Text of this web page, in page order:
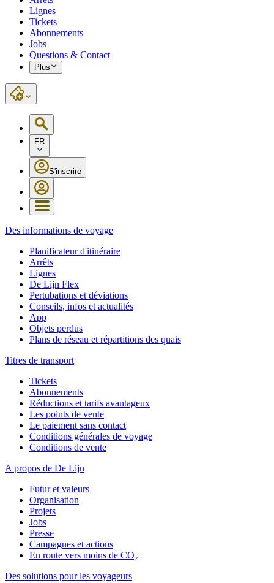
Lignes
Tickets
Abonnements
Jobs
Questions & Contact
Plus
FR
S'inscrire
Des informations de voyage
Planificateur d'itinéraire
Arrêts
Lignes
De Lijn Flex
Pertubations et déviations
Conseils, infos et actualités
App
Objets perdus
Plans de réseau et répartitions des quais
Titres de transport
Tickets
Abonnements
Réductions et tarifs avantageux
Les points de vente
Le paiement sans contact
Conditions générales de voyage
Conditions de vente
A propos de De Lijn
Futur et valeurs
Organisation
Projets
Jobs
Presse
Campagnes et actions
En route vers moins de CO₂
Des solutions pour les voyageurs